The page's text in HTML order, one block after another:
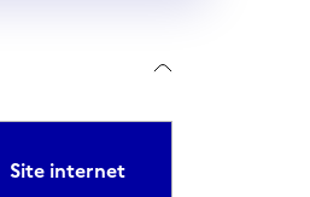
Site internet